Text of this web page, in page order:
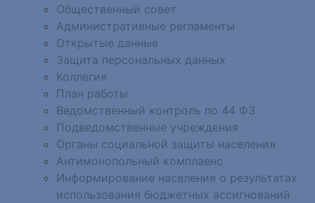
Общественный совет
Административные регламенты
Открытые данные
Защита персональных данных
Коллегия
План работы
Ведомственный контроль по 44 ФЗ
Подведомственные учреждения
Органы социальной защиты населения
Антимонопольный комплаенс
Информирование населения о результатах
использования бюджетных ассигнований